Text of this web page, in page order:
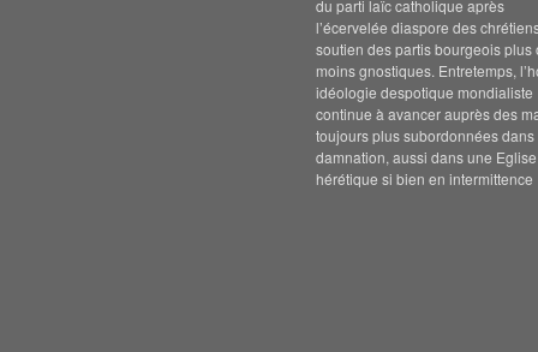
du parti laïc catholique après
l’écervelée diaspore des
soutien des partis bourgeois plus
moins gnostiques. Entretemps,
idéologie despotique mondialiste
continue à avancer auprès des
toujours plus subordonnées dans
damnation, aussi dans une Eglise
hérétique si bien en intermittence